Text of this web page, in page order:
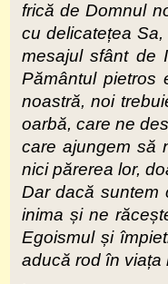
frică de Domnul
cu delicatețea
mesajul sfânt de
Pământul pietros
noastră, noi
oarbă, care ne
care ajungem să
nici părerea lor,
Dar dacă suntem
inima și ne
Egoismul și
aducă rod în viața